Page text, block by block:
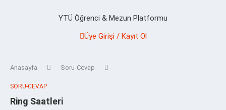
YTÜ Öğrenci & Mezun Platformu
Üye Girişi / Kayıt Ol
Anasayfa Soru-Cevap
SORU-CEVAP
Ring Saatleri